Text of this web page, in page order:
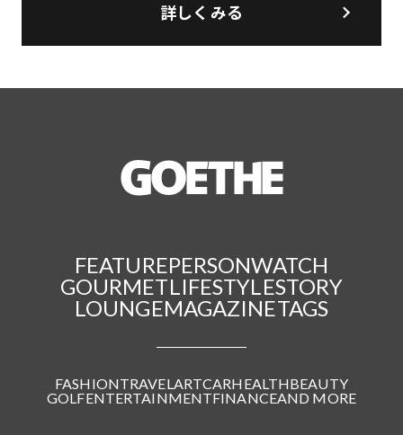
詳しくみる
FEATUREPERSONWATCH
GOURMETLIFESTYLESTORY
LOUNGEMAGAZINETAGS
FASHIONTRAVELARTCARHEALTHBEAUTY
GOLFENTERTAINMENTFINANCEAND MORE